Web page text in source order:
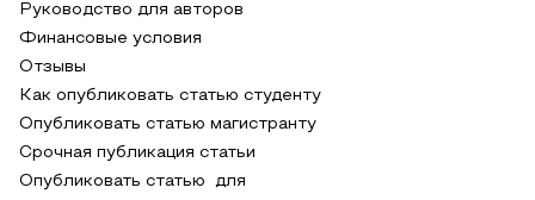
Руководство для авторов
Финансовые условия
Отзывы
Как опубликовать статью студенту
Опубликовать статью магистранту
Срочная публикация статьи
Опубликовать статью для